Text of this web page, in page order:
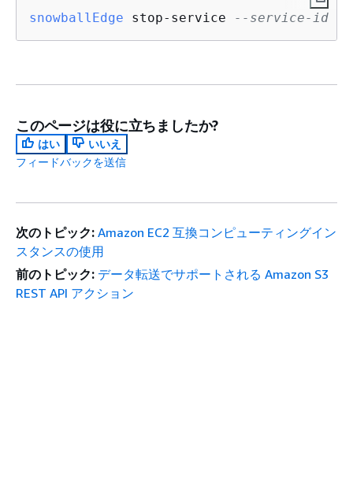
snowballEdge stop-service --service-id
このページは役に立ちましたか?
はい
いいえ
フィードバックを送信
次のトピック: Amazon EC2 互換コンピューティングイン
スタンスの使用
前のトピック: データ転送でサポートされる Amazon S3
REST API アクション